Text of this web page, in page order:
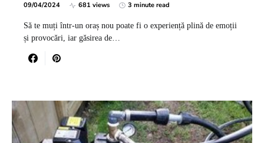
09/04/2024 681 views 3 minute read
Să te muți într-un oraș nou poate fi o experiență plină de emoții
și provocări, iar găsirea de…